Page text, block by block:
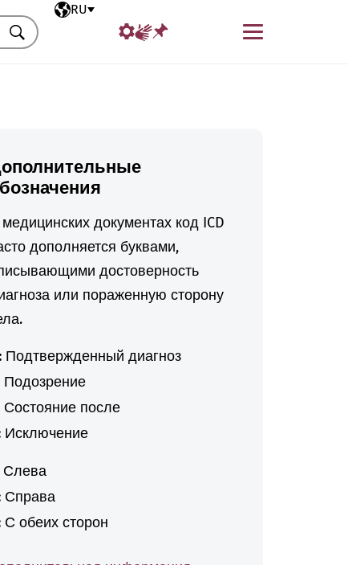
Выбранный язык
RU
Меню
Искать
документах код ICD
дополняется буквами,
достоверность
или пораженную сторону
Подтвержденный диагноз
Подозрение
Состояние после
Исключение
Справа
С обеих сторон